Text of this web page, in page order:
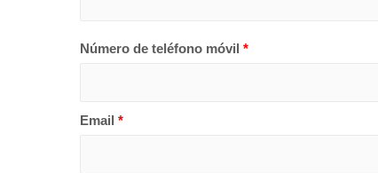
Número de teléfono móvil *
Email *